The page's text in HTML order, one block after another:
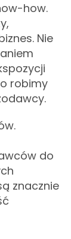
how.
Nie
robimy
do
znacznie